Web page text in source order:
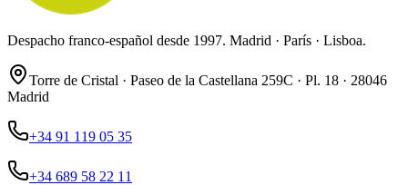
Despacho franco-español desde 1997. Madrid · París · Lisboa.
Torre de Cristal · Paseo de la Castellana 259C · Pl. 18 · 28046
Madrid
+34 91 119 05 35
+34 689 58 22 11